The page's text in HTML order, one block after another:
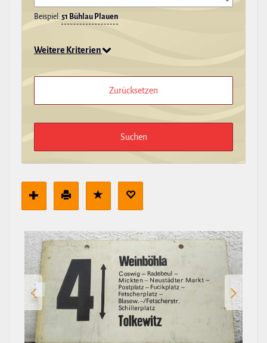
Beispiel: 51 Bühlau Plauen
Weitere Kriterien